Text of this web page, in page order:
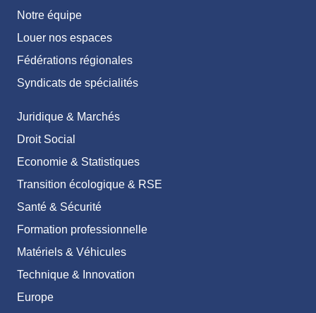
Notre équipe
Louer nos espaces
Fédérations régionales
Syndicats de spécialités
Juridique & Marchés
Droit Social
Economie & Statistiques
Transition écologique & RSE
Santé & Sécurité
Formation professionnelle
Matériels & Véhicules
Technique & Innovation
Europe